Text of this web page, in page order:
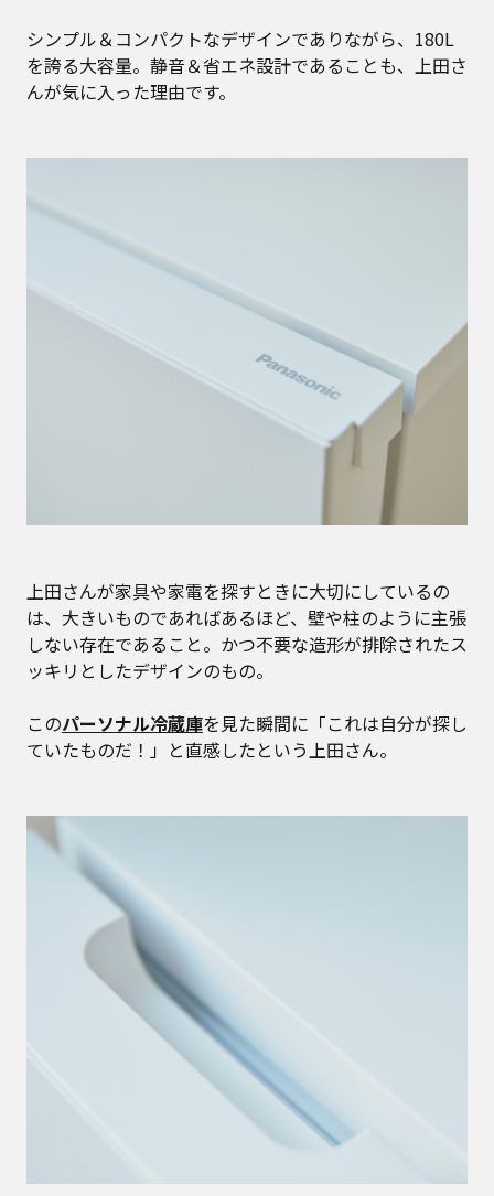
シンプル＆コンパクトなデザインでありながら、180L
を誇る大容量。静音＆省エネ設計であることも、上田さ
んが気に入った理由です。
上田さんが家具や家電を探すときに大切にしているの
は、大きいものであればあるほど、壁や柱のように主張
しない存在であること。かつ不要な造形が排除されたス
ッキリとしたデザインのもの。
このパーソナル冷蔵庫を見た瞬間に「これは自分が探し
ていたものだ！」と直感したという上田さん。